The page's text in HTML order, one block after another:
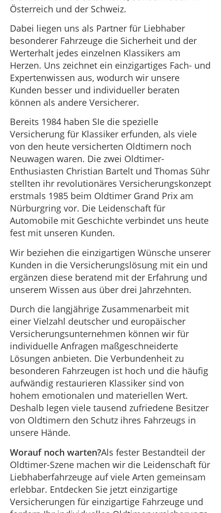
Österreich und der Schweiz.
Dabei liegen uns als Partner für Liebhaber
besonderer Fahrzeuge die Sicherheit und der
Werterhalt jedes einzelnen Klassikers am
Herzen. Uns zeichnet ein einzigartiges Fach- und
Expertenwissen aus, wodurch wir unsere
Kunden besser und individueller beraten
können als andere Versicherer.
Bereits 1984 haben SIe die spezielle
Versicherung für Klassiker erfunden, als viele
von den heute versicherten Oldtimern noch
Neuwagen waren. Die zwei Oldtimer-
Enthusiasten Christian Bartelt und Thomas Sühr
stellten ihr revolutionäres Versicherungskonzept
erstmals 1985 beim Oldtimer Grand Prix am
Nürburgring vor. Die Leidenschaft für
Automobile mit Geschichte verbindet uns heute
fest mit unseren Kunden.
Wir beziehen die einzigartigen Wünsche unserer
Kunden in die Versicherungslösung mit ein und
ergänzen diese beratend mit der Erfahrung und
unserem Wissen aus über drei Jahrzehnten.
Durch die langjährige Zusammenarbeit mit
einer Vielzahl deutscher und europäischer
Versicherungsunternehmen können wir für
individuelle Anfragen maßgeschneiderte
Lösungen anbieten. Die Verbundenheit zu
besonderen Fahrzeugen ist hoch und die häufig
aufwändig restaurieren Klassiker sind von
hohem emotionalen und materiellen Wert.
Deshalb legen viele tausend zufriedene Besitzer
von Oldtimern den Schutz ihres Fahrzeugs in
unsere Hände.
Worauf noch warten?Als fester Bestandteil der
Oldtimer-Szene machen wir die Leidenschaft für
Liebhaberfahrzeuge auf viele Arten gemeinsam
erlebbar. Entdecken Sie jetzt einzigartige
Versicherungen für einzigartige Fahrzeuge und